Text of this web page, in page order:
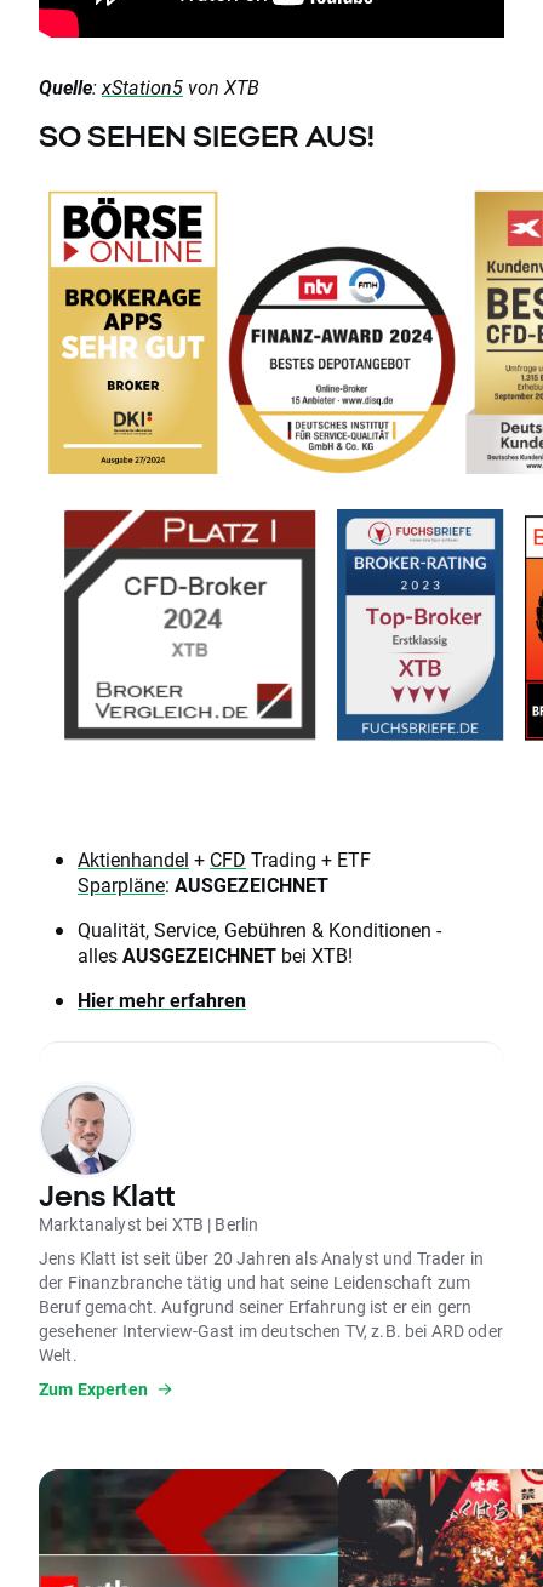
Quelle:xStation5 von XTB
SO SEHEN SIEGER AUS!
Aktienhandel + CFD Trading + ETF
Sparpläne: AUSGEZEICHNET
Qualität, Service, Gebühren & Konditionen -
allesAUSGEZEICHNET bei XTB!
Hier mehr erfahren
Jens Klatt
Marktanalyst bei XTB | Berlin
Jens Klatt ist seit über 20 Jahren als Analyst und Trader in
der Finanzbranche tätig und hat seine Leidenschaft zum
Beruf gemacht. Aufgrund seiner Erfahrung ist er ein gern
gesehener Interview-Gast im deutschen TV, z.B. bei ARD oder
Welt.
Zum Experten